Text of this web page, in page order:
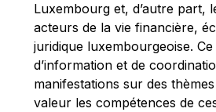
Robert Goebbels
Robert REYNDERS
Robert WEIDES
Rolf Tarrach
Luxembourg et, d’autre part,
acteurs de la vie financière,
juridique luxembourgeoise.
d’information et de
manifestations sur des
valeur les compétences de